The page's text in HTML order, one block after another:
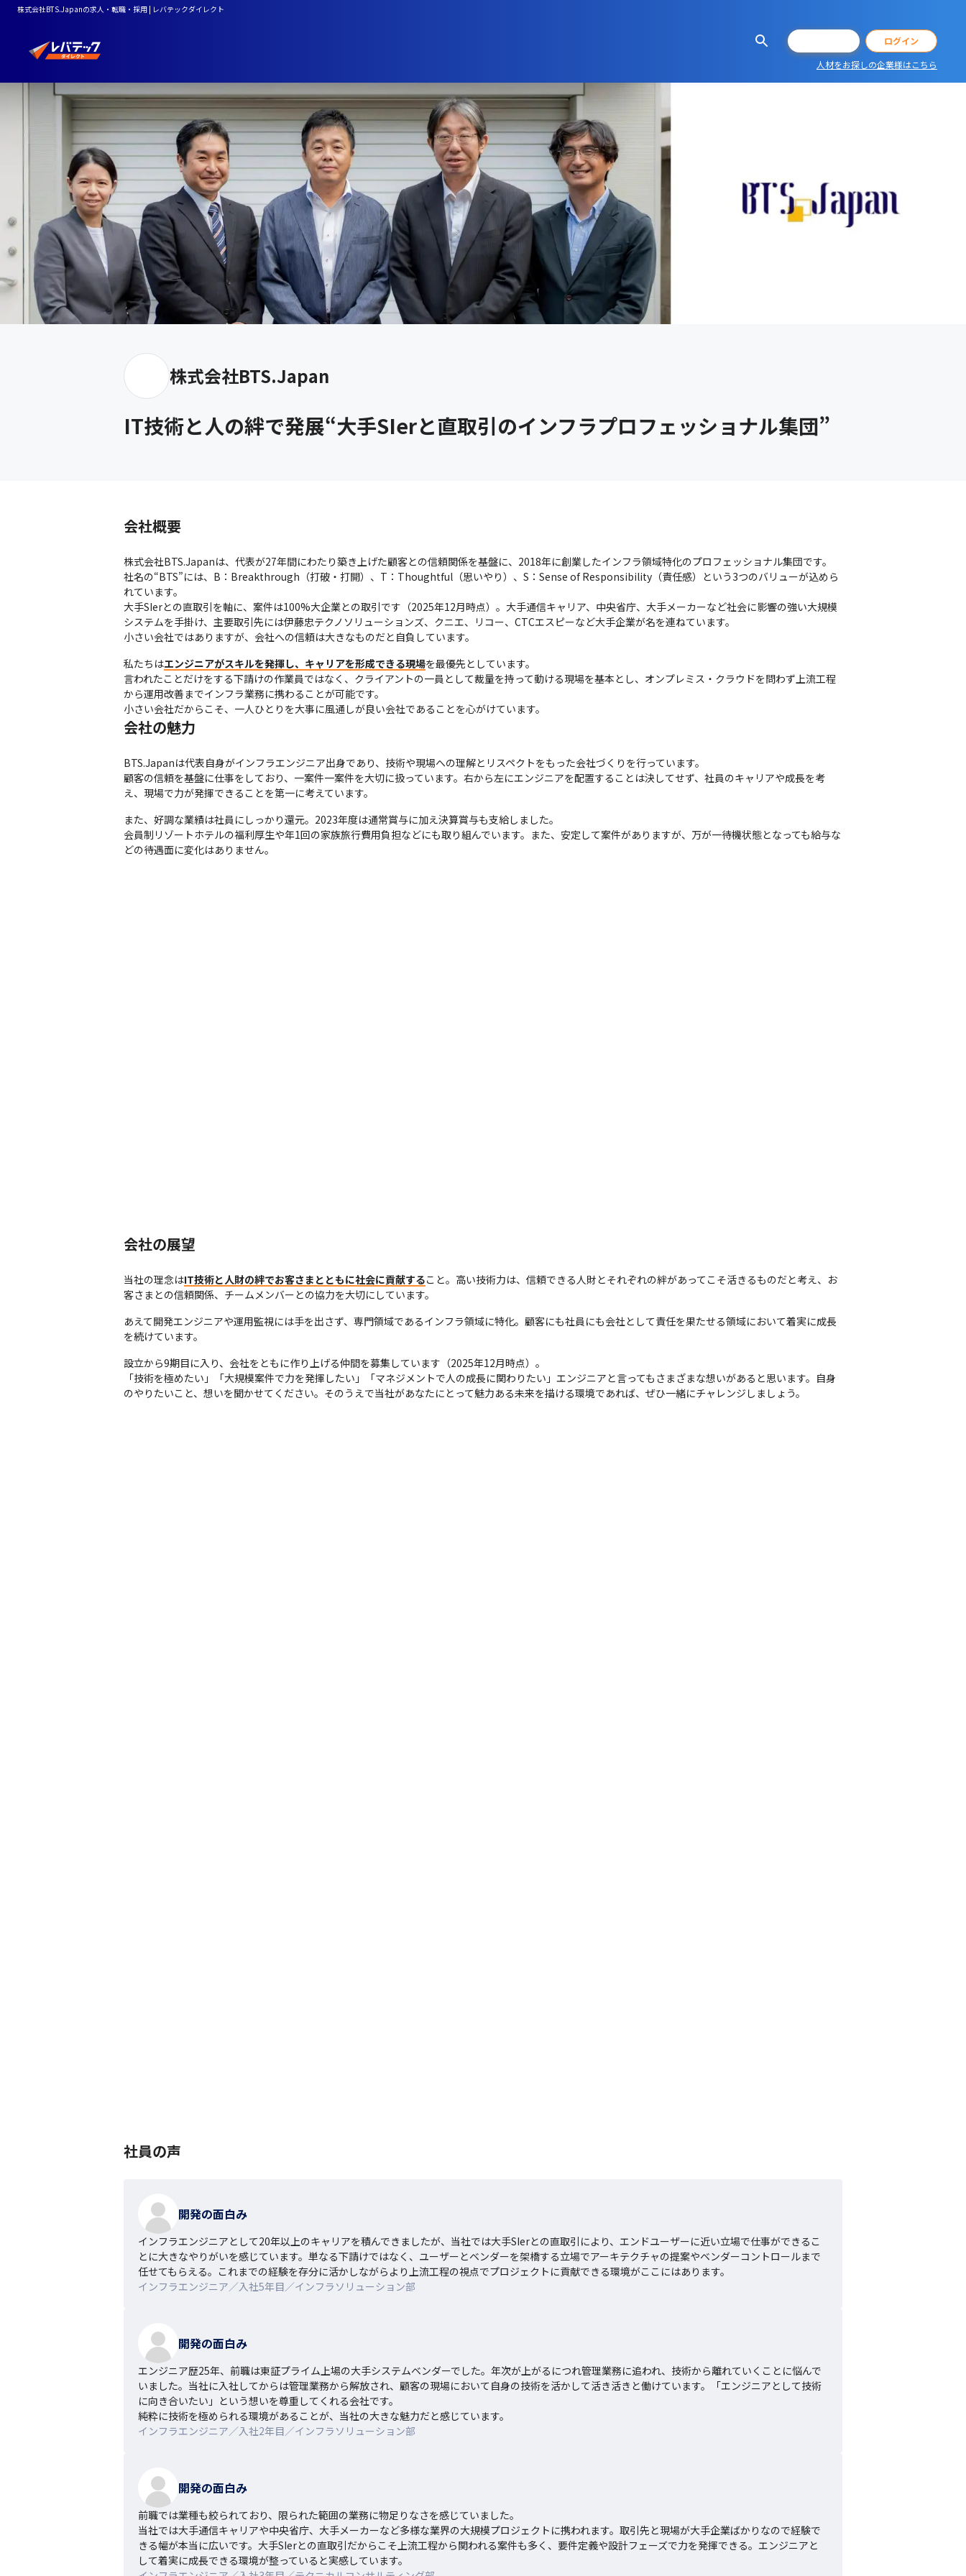
株式会社BTS.Japanの求人・転職・採用 | レバテックダイレクト
ログイン
人材をお探しの企業様はこちら
株式会社BTS.Japan
IT技術と人の絆で発展“大手SIerと直取引のインフラプロフェッショナル集団”
会社概要
株式会社BTS.Japanは、代表が27年間にわたり築き上げた顧客との信頼関係を基盤に、2018年に創業したインフラ領域特化のプロフェッショナル集団です。
社名の“BTS”には、B：Breakthrough（打破・打開）、T：Thoughtful（思いやり）、S：Sense of Responsibility（責任感）という3つのバリューが込めら
れています。
大手SIerとの直取引を軸に、案件は100%大企業との取引です（2025年12月時点）。大手通信キャリア、中央省庁、大手メーカーなど社会に影響の強い大規模
システムを手掛け、主要取引先には伊藤忠テクノソリューションズ、クニエ、リコー、CTCエスピーなど大手企業が名を連ねています。
小さい会社ではありますが、会社への信頼は大きなものだと自負しています。
私たちはエンジニアがスキルを発揮し、キャリアを形成できる現場を最優先としています。
言われたことだけをする下請けの作業員ではなく、クライアントの一員として裁量を持って動ける現場を基本とし、オンプレミス・クラウドを問わず上流工程
から運用改善までインフラ業務に携わることが可能です。
小さい会社だからこそ、一人ひとりを大事に風通しが良い会社であることを心がけています。
会社の魅力
BTS.Japanは代表自身がインフラエンジニア出身であり、技術や現場への理解とリスペクトをもった会社づくりを行っています。
顧客の信頼を基盤に仕事をしており、一案件一案件を大切に扱っています。右から左にエンジニアを配置することは決してせず、社員のキャリアや成長を考
え、現場で力が発揮できることを第一に考えています。
また、好調な業績は社員にしっかり還元。2023年度は通常賞与に加え決算賞与も支給しました。
会員制リゾートホテルの福利厚生や年1回の家族旅行費用負担などにも取り組んでいます。また、安定して案件がありますが、万が一待機状態となっても給与な
どの待遇面に変化はありません。
会社の展望
当社の理念はIT技術と人財の絆でお客さまとともに社会に貢献すること。高い技術力は、信頼できる人財とそれぞれの絆があってこそ活きるものだと考え、お
客さまとの信頼関係、チームメンバーとの協力を大切にしています。
あえて開発エンジニアや運用監視には手を出さず、専門領域であるインフラ領域に特化。顧客にも社員にも会社として責任を果たせる領域において着実に成長
を続けています。
設立から9期目に入り、会社をともに作り上げる仲間を募集しています（2025年12月時点）。
「技術を極めたい」「大規模案件で力を発揮したい」「マネジメントで人の成長に関わりたい」エンジニアと言ってもさまざまな想いがあると思います。自身
のやりたいこと、想いを聞かせてください。そのうえで当社があなたにとって魅力ある未来を描ける環境であれば、ぜひ一緒にチャレンジしましょう。
社員の声
開発の面白み
インフラエンジニアとして20年以上のキャリアを積んできましたが、当社では大手SIerとの直取引により、エンドユーザーに近い立場で仕事ができるこ
とに大きなやりがいを感じています。単なる下請けではなく、ユーザーとベンダーを架橋する立場でアーキテクチャの提案やベンダーコントロールまで
任せてもらえる。これまでの経験を存分に活かしながらより上流工程の視点でプロジェクトに貢献できる環境がここにはあります。
インフラエンジニア／入社5年目／インフラソリューション部
開発の面白み
エンジニア歴25年、前職は東証プライム上場の大手システムベンダーでした。年次が上がるにつれ管理業務に追われ、技術から離れていくことに悩んで
いました。当社に入社してからは管理業務から解放され、顧客の現場において自身の技術を活かして活き活きと働けています。「エンジニアとして技術
に向き合いたい」という想いを尊重してくれる会社です。
純粋に技術を極められる環境があることが、当社の大きな魅力だと感じています。
インフラエンジニア／入社2年目／インフラソリューション部
開発の面白み
前職では業種も絞られており、限られた範囲の業務に物足りなさを感じていました。
当社では大手通信キャリアや中央省庁、大手メーカーなど多様な業界の大規模プロジェクトに携われます。取引先と現場が大手企業ばかりなので経験で
きる幅が本当に広いです。大手SIerとの直取引だからこそ上流工程から関われる案件も多く、要件定義や設計フェーズで力を発揮できる。エンジニアと
して着実に成長できる環境が整っていると実感しています。